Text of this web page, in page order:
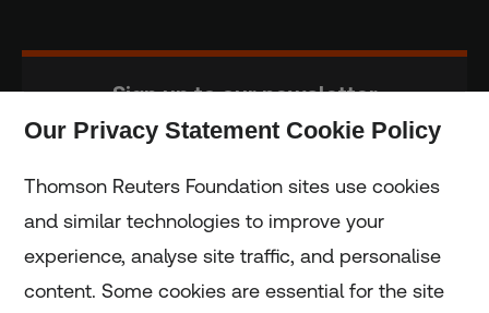
Sign up to our newsletter
Home
Our Privacy Statement Cookie Policy
Thomson Reuters Foundation sites use cookies
and similar technologies to improve your
experience, analyse site traffic, and personalise
content. Some cookies are essential for the site